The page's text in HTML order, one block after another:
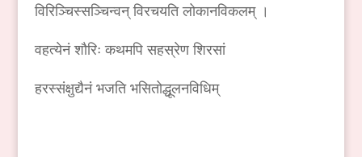
विरिञ्चिस्सञ्चिन्वन् विरचयति लोकानविकलम् ।
वहत्येनं शौरिः कथमपि सहस्रेण शिरसां
हरस्संक्षुद्यैनं भजति भसितोद्धूलनविधिम्